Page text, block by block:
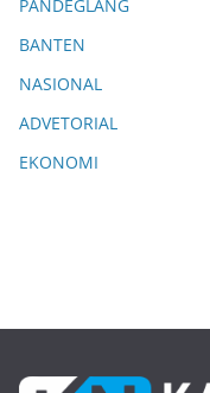
PANDEGLANG
BANTEN
NASIONAL
ADVETORIAL
EKONOMI